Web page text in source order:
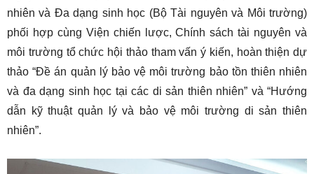
nhiên và Đa dạng sinh học (Bộ Tài nguyên và Môi trường)
phối hợp cùng Viện chiến lược, Chính sách tài nguyên và
môi trường tổ chức hội thảo tham vấn ý kiến, hoàn thiện dự
thảo “Đề án quản lý bảo vệ môi trường bảo tồn thiên nhiên
và đa dạng sinh học tại các di sản thiên nhiên” và “Hướng
dẫn kỹ thuật quản lý và bảo vệ môi trường di sản thiên
nhiên”.